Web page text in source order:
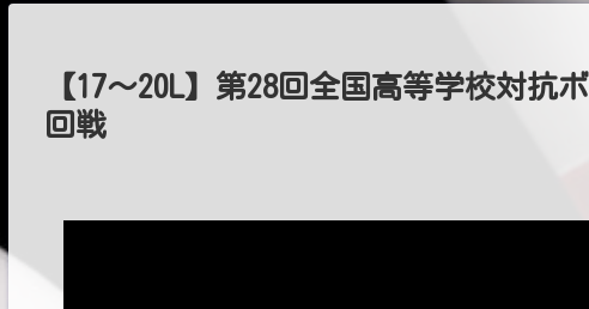
【17～20L】第28回全国高等学校対
回戦